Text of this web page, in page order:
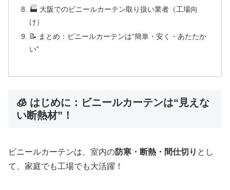
🏭 大阪でのビニールカーテン取り扱い業者（工場向
け）
📝 まとめ：ビニールカーテンは“簡単・安く・あたたか
い”
🧊 はじめに：ビニールカーテンは“見えな
い断熱材”！
ビニールカーテンは、室内の防寒・断熱・間仕切り とし
て、家庭でも工場でも大活躍！